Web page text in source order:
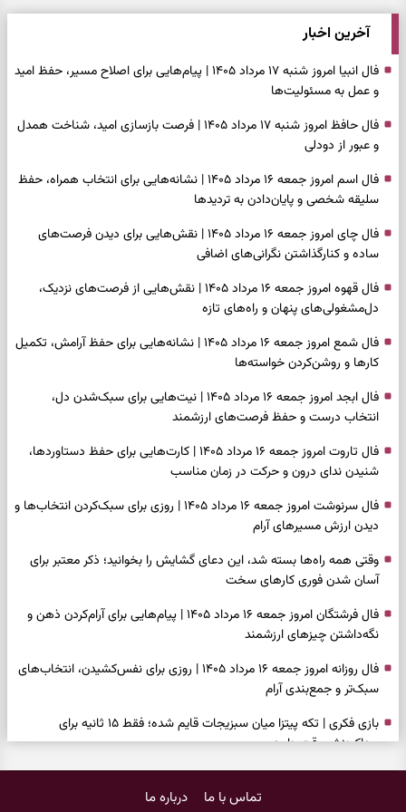
آخرین اخبار
فال انبیا امروز شنبه ۱۷ مرداد ۱۴۰۵ | پیام‌هایی برای اصلاح مسیر، حفظ امید
و عمل به مسئولیت‌ها
فال حافظ امروز شنبه ۱۷ مرداد ۱۴۰۵ | فرصت بازسازی امید، شناخت همدل
و عبور از دودلی
فال اسم امروز جمعه ۱۶ مرداد ۱۴۰۵ | نشانه‌هایی برای انتخاب همراه، حفظ
سلیقه شخصی و پایان‌دادن به تردیدها
فال چای امروز جمعه ۱۶ مرداد ۱۴۰۵ | نقش‌هایی برای دیدن فرصت‌های
ساده و کنارگذاشتن نگرانی‌های اضافی
فال قهوه امروز جمعه ۱۶ مرداد ۱۴۰۵ | نقش‌هایی از فرصت‌های نزدیک،
دل‌مشغولی‌های پنهان و راه‌های تازه
فال شمع امروز جمعه ۱۶ مرداد ۱۴۰۵ | نشانه‌هایی برای حفظ آرامش، تکمیل
کارها و روشن‌کردن خواسته‌ها
فال ابجد امروز جمعه ۱۶ مرداد ۱۴۰۵ | نیت‌هایی برای سبک‌شدن دل،
انتخاب درست و حفظ فرصت‌های ارزشمند
فال تاروت امروز جمعه ۱۶ مرداد ۱۴۰۵ | کارت‌هایی برای حفظ دستاوردها،
شنیدن ندای درون و حرکت در زمان مناسب
فال سرنوشت امروز جمعه ۱۶ مرداد ۱۴۰۵ | روزی برای سبک‌کردن انتخاب‌ها و
دیدن ارزش مسیرهای آرام
وقتی همه راه‌ها بسته شد، این دعای گشایش را بخوانید؛ ذکر معتبر برای
آسان شدن فوری کارهای سخت
فال فرشتگان امروز جمعه ۱۶ مرداد ۱۴۰۵ | پیام‌هایی برای آرام‌کردن ذهن و
نگه‌داشتن چیزهای ارزشمند
فال روزانه امروز جمعه ۱۶ مرداد ۱۴۰۵ | روزی برای نفس‌کشیدن، انتخاب‌های
سبک‌تر و جمع‌بندی آرام
بازی فکری | تکه پیتزا میان سبزیجات قایم شده؛ فقط ۱۵ ثانیه برای
پیداکردنش وقت دارید
سنجیده و رهاشدن از انتظارهای بی‌نتیجه
تماس با ما درباره ما